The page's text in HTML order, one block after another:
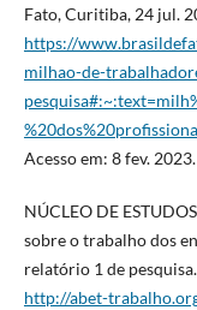
Fato, Curitiba, 24 jul.
https://
milhao-de-
Acesso em: 8 fev. 2023.
NÚCLEO DE
sobre o trabalho dos
relatório 1 de
http://abet-